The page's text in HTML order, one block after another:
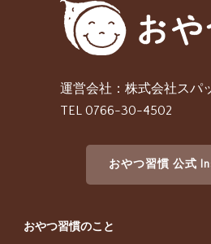
運営会社：株式会社スパ
TEL 0766-30-4502
おやつ習慣 公式
おやつ習慣のこと